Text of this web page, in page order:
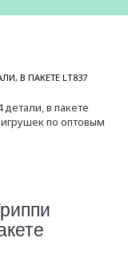
В ПАКЕТЕ LT837